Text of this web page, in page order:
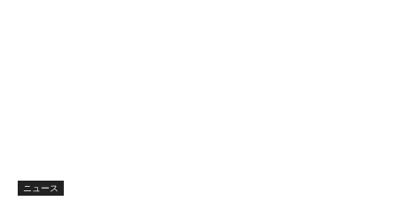
ニュース